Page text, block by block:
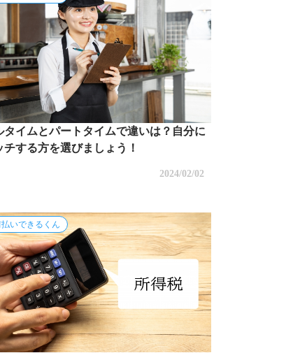
タイムとパートタイムで違いは？自分に
チする方を選びましょう！
2024/02/02
いできるくん